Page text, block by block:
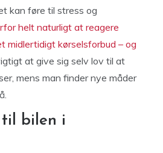
kan føre til stress og
helt naturligt at reagere
midlertidigt kørselsforbud – og
at give sig selv lov til at
mens man finder nye måder
bilen i